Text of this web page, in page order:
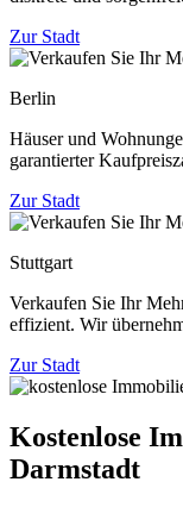
Zur Stadt
Berlin
Häuser und
garantierter
Zur Stadt
Stuttgart
Verkaufen Sie Ihr
effizient. Wir
Zur Stadt
Kostenlose
Darmstadt